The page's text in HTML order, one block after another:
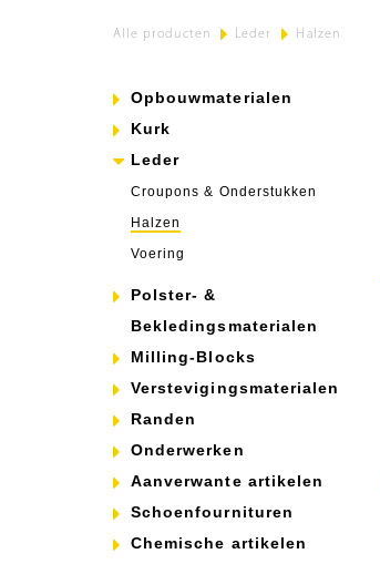
Alle producten > Leder > Halzen
Opbouwmaterialen
Kurk
Leder
Croupons & Onderstukken
Halzen
Voering
Polster- &
Bekledingsmaterialen
Milling-Blocks
Verstevigingsmaterialen
Randen
Onderwerken
Aanverwante artikelen
Schoenfournituren
Chemische artikelen